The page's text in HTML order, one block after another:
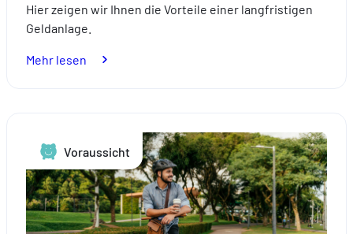
Hier zeigen wir Ihnen die Vorteile einer langfristigen
Geldanlage.
Mehr lesen
jetzt
darüber
nachdenken
sollten.
Voraussicht